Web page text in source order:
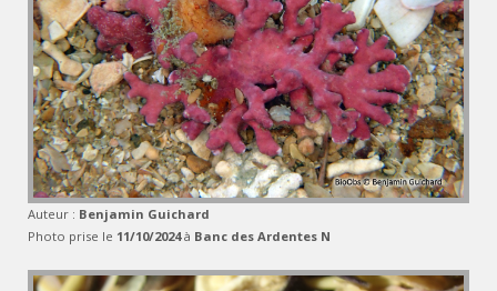
Auteur : Benjamin Guichard
Photo prise le 11/10/2024à Banc des Ardentes N